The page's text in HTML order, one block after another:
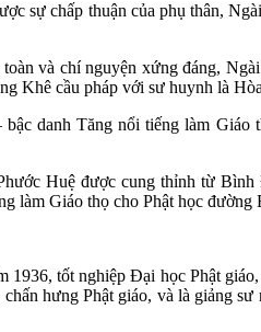
sự chấp thuận của phụ thân,
và chí nguyện xứng đáng,
Khê cầu pháp với sư huynh là
danh Tăng nổi tiếng làm
Huệ được cung thỉnh từ
làm Giáo thọ cho Phật học
tốt nghiệp Đại học Phật
hưng Phật giáo, và là giảng